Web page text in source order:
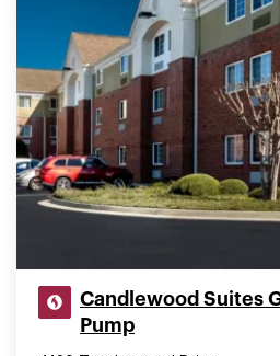
Candlewood Suites
Pump